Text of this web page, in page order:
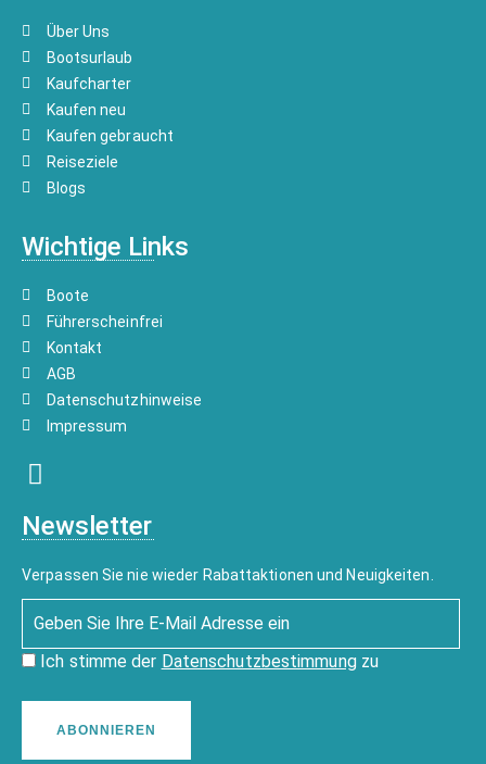
Über Uns
Bootsurlaub
Kaufcharter
Kaufen neu
Kaufen gebraucht
Reiseziele
Blogs
Wichtige Links
Boote
Führerscheinfrei
Kontakt
AGB
Datenschutzhinweise
Impressum
Newsletter
Verpassen Sie nie wieder Rabattaktionen und Neuigkeiten.
Ich stimme der Datenschutzbestimmungzu
ABONNIEREN